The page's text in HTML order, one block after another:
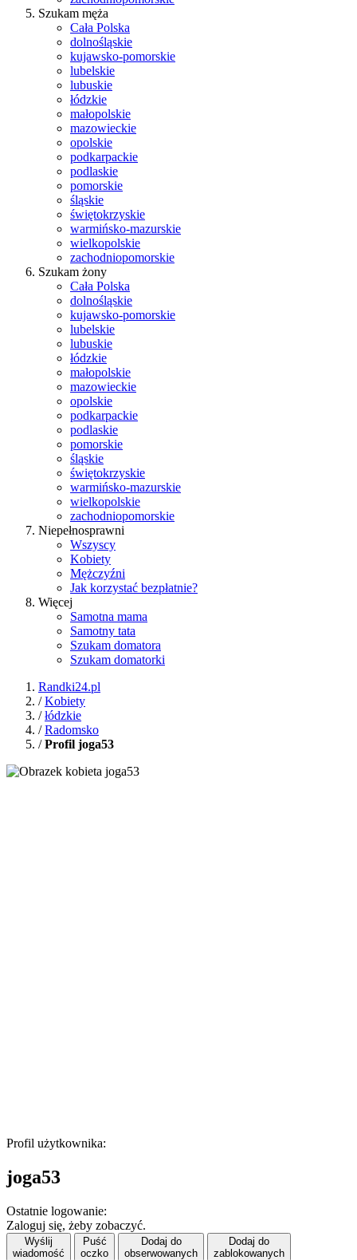
Szukam męża
Cała Polska
dolnośląskie
kujawsko-pomorskie
lubelskie
lubuskie
łódzkie
małopolskie
mazowieckie
opolskie
podkarpackie
podlaskie
pomorskie
śląskie
świętokrzyskie
warmińsko-mazurskie
wielkopolskie
zachodniopomorskie
Szukam żony
Cała Polska
dolnośląskie
kujawsko-pomorskie
lubelskie
lubuskie
łódzkie
małopolskie
mazowieckie
opolskie
podkarpackie
podlaskie
pomorskie
śląskie
świętokrzyskie
warmińsko-mazurskie
wielkopolskie
zachodniopomorskie
Niepełnosprawni
Wszyscy
Kobiety
Mężczyźni
Jak korzystać bezpłatnie?
Więcej
Samotna mama
Samotny tata
Szukam domatora
Szukam domatorki
Randki24.pl
/Kobiety
/łódzkie
/Radomsko
/Profil joga53
Profil użytkownika:
joga53
Ostatnie logowanie:
Zaloguj się, żeby zobaczyć.
Wyślij
wiadomość
Puść
oczko
Dodaj do
obserwowanych
Dodaj do
zablokowanych